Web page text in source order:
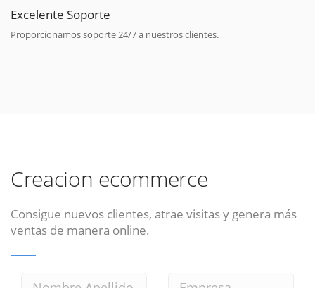
Excelente Soporte
Proporcionamos soporte 24/7 a nuestros clientes.
Creacion ecommerce
Consigue nuevos clientes, atrae visitas y genera más
ventas de manera online.